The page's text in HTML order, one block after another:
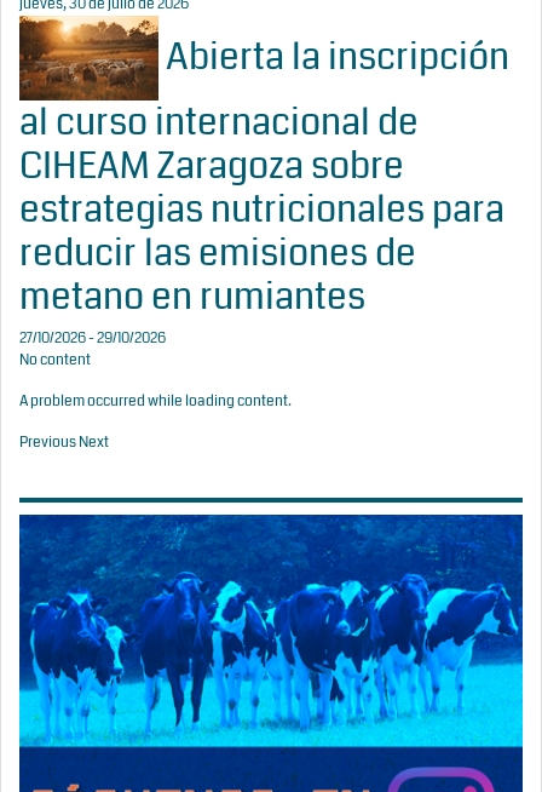
jueves, 30 de julio de 2026
Abierta la inscripción
al curso internacional de
CIHEAM Zaragoza sobre
estrategias nutricionales para
reducir las emisiones de
metano en rumiantes
27/10/2026 - 29/10/2026
No content
A problem occurred while loading content.
PreviousNext